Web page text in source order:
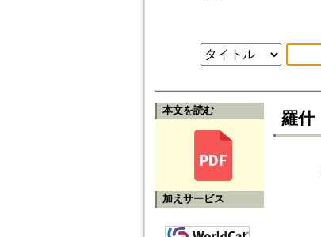
本文を読む
加えサービス
羅什